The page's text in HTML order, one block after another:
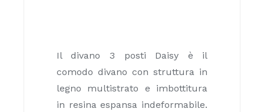
Il divano 3 posti Daisy è il
comodo divano con struttura in
legno multistrato e imbottitura
in resina espansa indeformabile.